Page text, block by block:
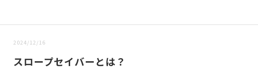
2024/12/16
スロープセイバーとは？